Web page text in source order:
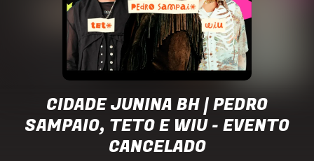
CIDADE JUNINA BH | PEDRO
SAMPAIO, TETO E WIU - EVENTO
CANCELADO